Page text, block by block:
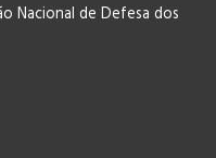
Nacional de Defesa dos